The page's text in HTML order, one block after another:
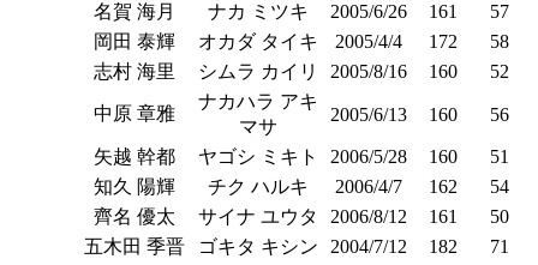
名賀 海月 ナカ ミツキ 2005/6/26 161
57
岡田 泰輝
オカダ タイキ 2005/4/4 172
58
志村 海里
シムラ カイリ 2005/8/16 160 52
中原 章雅
ナカハラ アキ
マサ
2005/6/13 160 56
矢越 幹都 ヤゴシ ミキト 2006/5/28 160
51
知久 陽輝
チク ハルキ 2006/4/7 162
54
齊名 優太
サイナ ユウタ 2006/8/12 161 50
五木田 季晋 ゴキタ キシン 2004/7/12 182 71